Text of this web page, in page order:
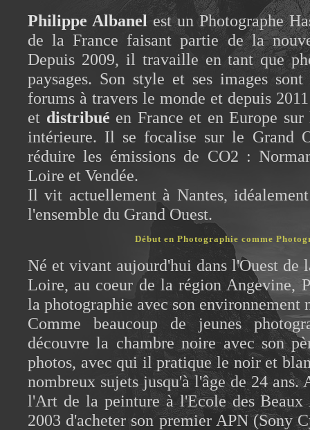
Philippe Albanel est un Photographe
de la France faisant partie de la
Depuis 2009, il travaille en tant que
paysages. Son style et ses images
forums à travers le monde et depuis
et distribué en France et en Europe
intérieure. Il se focalise sur le Grand
réduire les émissions de CO2 :
Loire et Vendée.
Il vit actuellement à Nantes,
l'ensemble du Grand Ouest.
Début en Photographie comme
Né et vivant aujourd'hui dans l'Ouest de
Loire, au coeur de la région Angevine,
la photographie avec son environnement
Comme beaucoup de jeunes
découvre la chambre noire avec son
photos, avec qui il pratique le noir et
nombreux sujets jusqu'à l'âge de 24 ans.
l'Art de la peinture à l'Ecole des
2003 d'acheter son premier APN (Sony